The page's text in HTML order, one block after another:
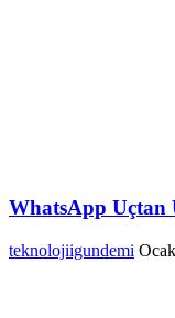
WhatsApp Uçtan
teknolojiigundemi